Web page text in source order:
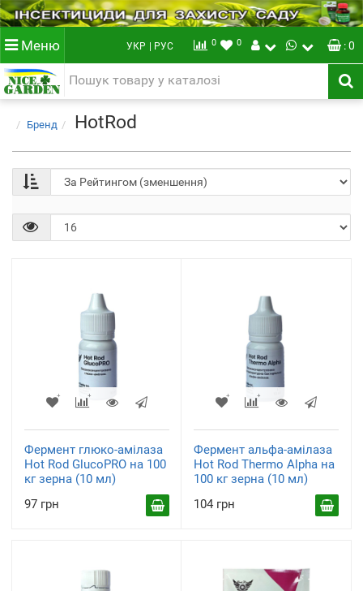
Меню УКР | РУС 0 0 : 0
Бренд HotRod
Фермент глюко-амілаза
Hot Rod GlucoPRO на 100
кг зерна (10 мл)
97 грн
Фермент альфа-амілаза
Hot Rod Thermo Alpha на
100 кг зерна (10 мл)
104 грн